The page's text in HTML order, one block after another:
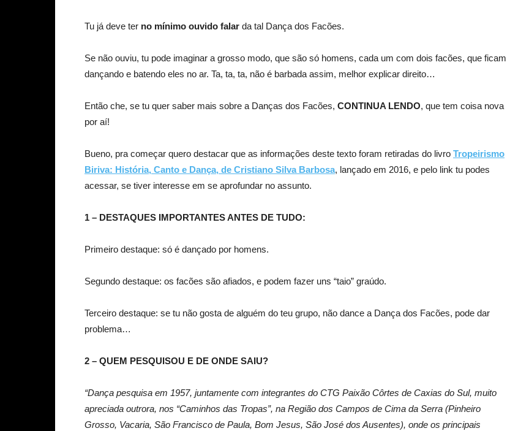
Tu já deve ter no mínimo ouvido falar da tal Dança dos Facões.
Se não ouviu, tu pode imaginar a grosso modo, que são só homens, cada um com dois facões, que ficam
dançando e batendo eles no ar. Ta, ta, ta, não é barbada assim, melhor explicar direito…
Então che, se tu quer saber mais sobre a Danças dos Facões, CONTINUA LENDO, que tem coisa nova
por aí!
Bueno, pra começar quero destacar que as informações deste texto foram retiradas do livro Tropeirismo
Biriva: História, Canto e Dança, de Cristiano Silva Barbosa, lançado em 2016, e pelo link tu podes
acessar, se tiver interesse em se aprofundar no assunto.
1 – DESTAQUES IMPORTANTES ANTES DE TUDO:
Primeiro destaque: só é dançado por homens.
Segundo destaque: os facões são afiados, e podem fazer uns “taio” graúdo.
Terceiro destaque: se tu não gosta de alguém do teu grupo, não dance a Dança dos Facões, pode dar
problema…
2 – QUEM PESQUISOU E DE ONDE SAIU?
“Dança pesquisa em 1957, juntamente com integrantes do CTG Paixão Côrtes de Caxias do Sul, muito
apreciada outrora, nos “Caminhos das Tropas”, na Região dos Campos de Cima da Serra (Pinheiro
Grosso, Vacaria, São Francisco de Paula, Bom Jesus, São José dos Ausentes), onde os principais